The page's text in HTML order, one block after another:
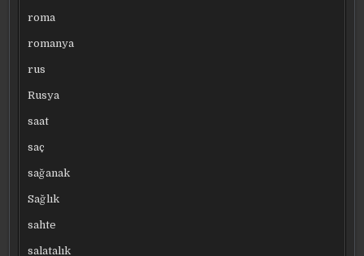
roma
romanya
rus
Rusya
saat
saç
sağanak
Sağlık
sahte
salatalık